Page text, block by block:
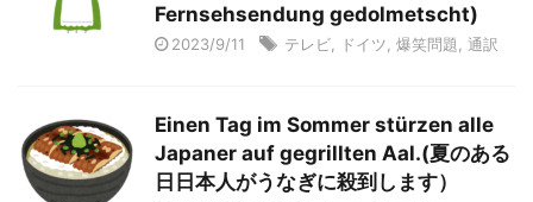
Fernsehsendung gedolmetscht)
2023/9/11 テレビ ドイツ 爆笑問題 通訳
Einen Tag im Sommer stürzen alle
Japaner auf gegrillten Aal.(夏のある
日日本人がうなぎに殺到します）